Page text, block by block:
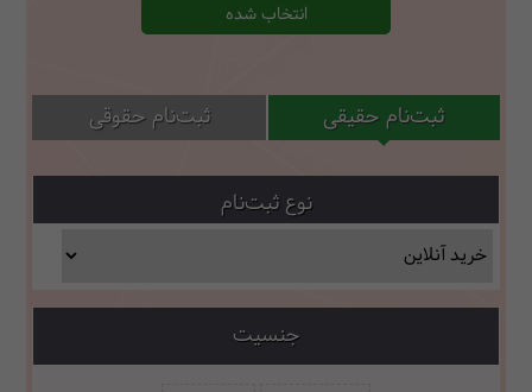
انتخاب شده
ثبت‌نام حقیقی ثبت‌نام حقوقی
نوع ثبت‌نام
جنسیت